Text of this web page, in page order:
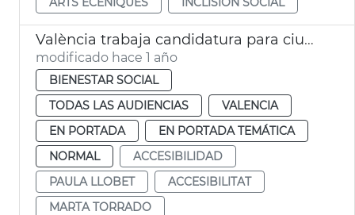
València trabaja candidatura para ciudad europea accesible
modificado hace 1 año
BIENESTAR SOCIAL
TODAS LAS AUDIENCIAS
VALENCIA
EN PORTADA
EN PORTADA TEMÁTICA
NORMAL
ACCESIBILIDAD
PAULA LLOBET
ACCESIBILITAT
MARTA TORRADO